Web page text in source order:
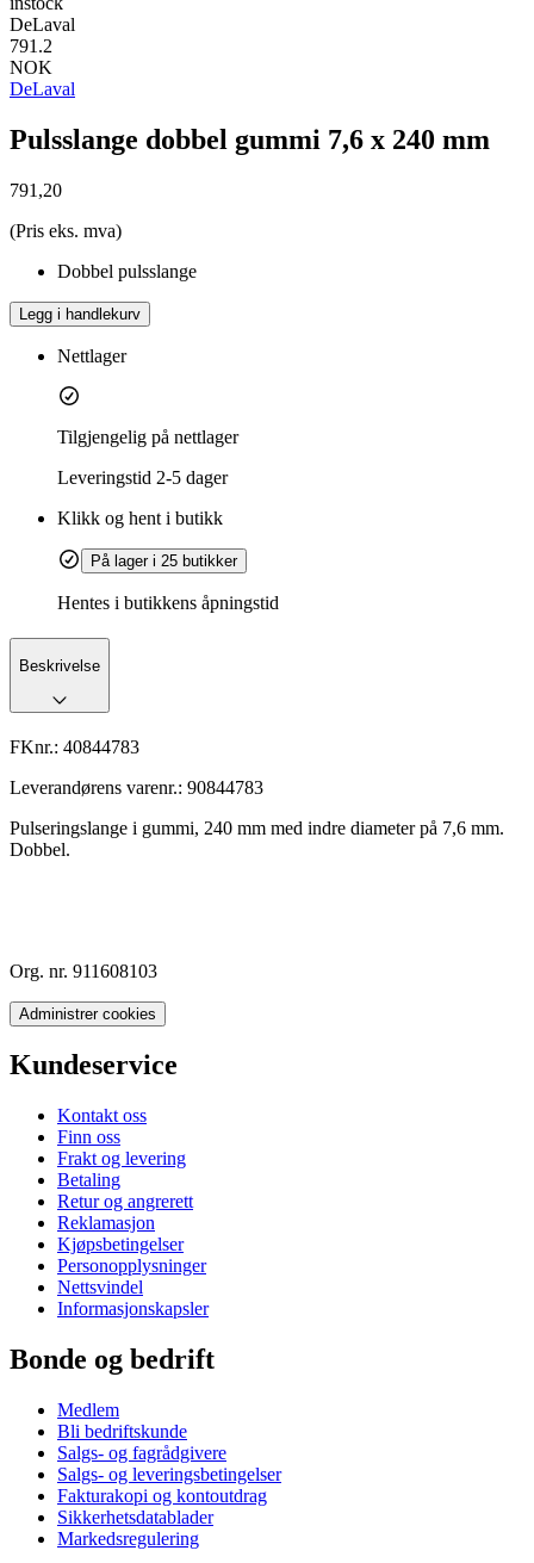
DeLaval
791.2
NOK
DeLaval
Pulsslange dobbel gummi 7,6 x 240 mm
791,20
(Pris eks. mva)
Dobbel pulsslange
Legg i handlekurv
Nettlager
Tilgjengelig på nettlager
Leveringstid 2-5 dager
Klikk og hent i butikk
På lager i 25 butikker
Hentes i butikkens åpningstid
Beskrivelse
FKnr.: 40844783
Leverandørens varenr.: 90844783
Pulseringslange i gummi, 240 mm med indre diameter på 7,6 mm.
Dobbel.
Org. nr. 911608103
Administrer cookies
Kundeservice
Kontakt oss
Finn oss
Frakt og levering
Betaling
Retur og angrerett
Reklamasjon
Kjøpsbetingelser
Personopplysninger
Nettsvindel
Informasjonskapsler
Bonde og bedrift
Medlem
Bli bedriftskunde
Salgs- og fagrådgivere
Salgs- og leveringsbetingelser
Fakturakopi og kontoutdrag
Sikkerhetsdatablader
Markedsregulering